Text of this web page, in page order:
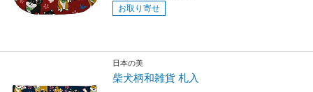
お取り寄せ
日本の美
柴犬柄和雑貨 札入